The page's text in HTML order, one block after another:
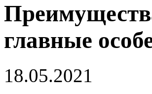
главные
18.05.2021